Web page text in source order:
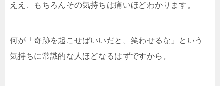
ええ、もちろんその気持ちは痛いほどわかります。
何が「奇跡を起こせばいいだと、笑わせるな」という
気持ちに常識的な人ほどなるはずですから。